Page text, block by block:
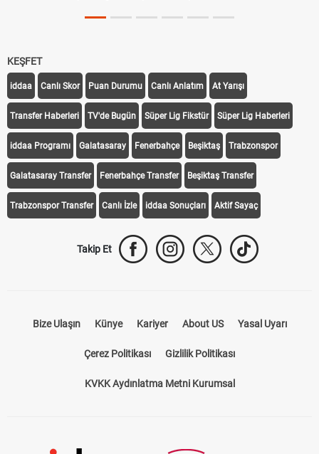
KEŞFET
iddaa Canlı Skor Puan Durumu Canlı Anlatım At Yarışı
Transfer Haberleri TV'de Bugün Süper Lig Fikstür Süper Lig Haberleri
iddaa Programı Galatasaray Fenerbahçe Beşiktaş Trabzonspor
Galatasaray Transfer Fenerbahçe Transfer Beşiktaş Transfer
Trabzonspor Transfer Canlı İzle iddaa Sonuçları Aktif Sayaç
Takip Et
Bize Ulaşın Künye Kariyer About US Yasal Uyarı
Çerez Politikası Gizlilik Politikası
KVKK Aydınlatma Metni Kurumsal